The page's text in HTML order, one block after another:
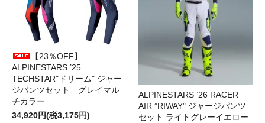
【23％OFF】
ALPINESTARS ’25
TECHSTAR"ドリーム" ジャー
ジパンツセット グレイマル
チカラー
34,920円(税3,175円)
ALPINESTARS ’26 RACER
AIR ”RIWAY" ジャージパンツ
セット ライトグレーイエロー